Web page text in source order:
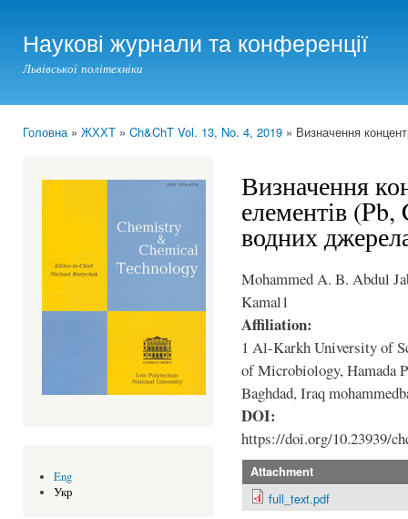
Наукові журнали та конференції
Львівської політехніки
Головна» ЖХХТ » Ch&ChT Vol. 13, No. 4, 2019 » Визначення
Eng
Укр
Визначення
елементів
водних
Mohammed A. B. Abdul
Kamal1
Affiliation:
1 Al-Karkh University of
of Microbiology, Hamada
Baghdad, Iraq
DOI:
https://doi.org/10.23939/
Attachment
full_text.pdf